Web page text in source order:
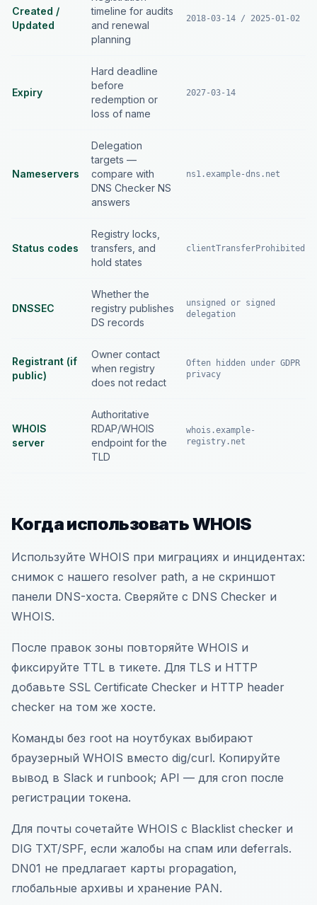
Created /
Updated
timeline for audits
and renewal
planning
2018-03-14 / 2025-01-02
Expiry
Hard deadline
before
redemption or
loss of name
2027-03-14
Nameservers
Delegation
targets —
compare with
DNS Checker NS
answers
ns1.example-dns.net
Status codes
Registry locks,
transfers, and
hold states
clientTransferProhibited
DNSSEC
Whether the
registry publishes
DS records
unsigned or signed
delegation
Registrant (if
public)
Owner contact
when registry
does not redact
Often hidden under GDPR
privacy
WHOIS
server
Authoritative
RDAP/WHOIS
endpoint for the
TLD
whois.example-
registry.net
Когда использовать WHOIS
Используйте WHOIS при миграциях и инцидентах:
снимок с нашего resolver path, а не скриншот
панели DNS-хоста. Сверяйте с DNS Checker и
WHOIS.
После правок зоны повторяйте WHOIS и
фиксируйте TTL в тикете. Для TLS и HTTP
добавьте SSL Certificate Checker и HTTP header
checker на том же хосте.
Команды без root на ноутбуках выбирают
браузерный WHOIS вместо dig/curl. Копируйте
вывод в Slack и runbook; API — для cron после
регистрации токена.
Для почты сочетайте WHOIS с Blacklist checker и
DIG TXT/SPF, если жалобы на спам или deferrals.
DN01 не предлагает карты propagation,
глобальные архивы и хранение PAN.